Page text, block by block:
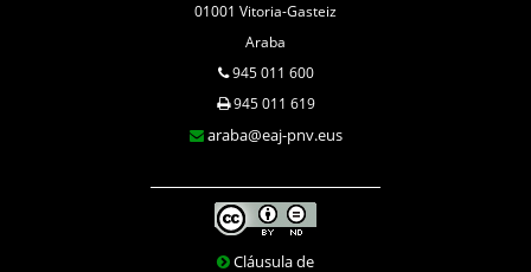
01001 Vitoria-Gasteiz
Araba
945 011 600
945 011 619
araba@eaj-pnv.eus
Cláusula de